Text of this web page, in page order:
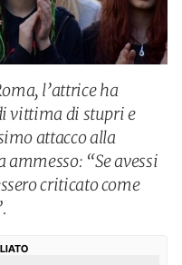
l’attrice ha
vittima di stupri e
attacco alla
“Se avessi
criticato come